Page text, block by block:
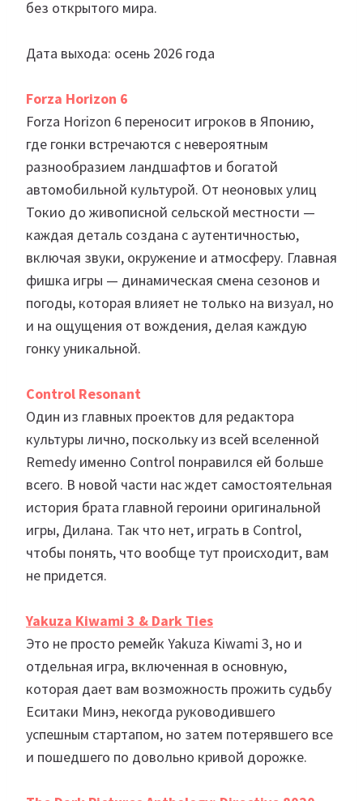
без открытого мира.
Дата выхода: осень 2026 года
Forza Horizon 6
Forza Horizon 6 переносит игроков в Японию,
где гонки встречаются с невероятным
разнообразием ландшафтов и богатой
автомобильной культурой. От неоновых улиц
Токио до живописной сельской местности —
каждая деталь создана с аутентичностью,
включая звуки, окружение и атмосферу. Главная
фишка игры — динамическая смена сезонов и
погоды, которая влияет не только на визуал, но
и на ощущения от вождения, делая каждую
гонку уникальной.
Control Resonant
Один из главных проектов для редактора
культуры лично, поскольку из всей вселенной
Remedy именно Control понравился ей больше
всего. В новой части нас ждет самостоятельная
история брата главной героини оригинальной
игры, Дилана. Так что нет, играть в Control,
чтобы понять, что вообще тут происходит, вам
не придется.
Yakuza Kiwami 3 & Dark Ties
Это не просто ремейк Yakuza Kiwami 3, но и
отдельная игра, включенная в основную,
которая дает вам возможность прожить судьбу
Еситаки Минэ, некогда руководившего
успешным стартапом, но затем потерявшего все
и пошедшего по довольно кривой дорожке.